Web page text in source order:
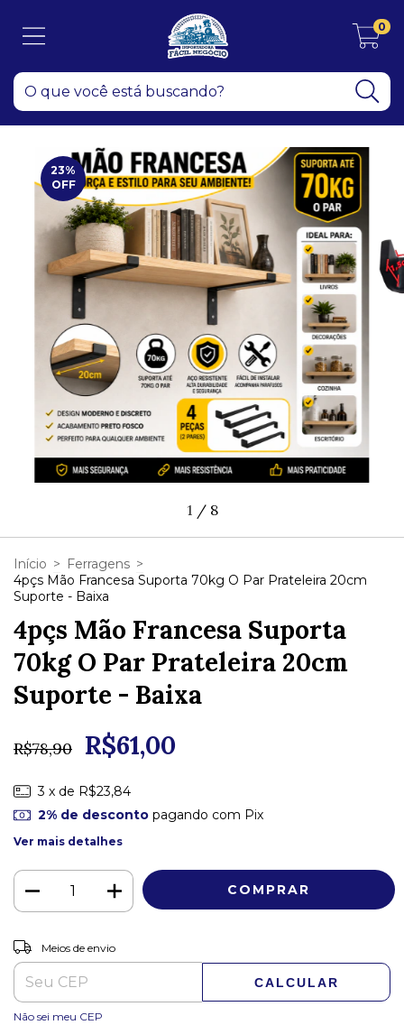
0
23%
OFF
1 / 8
Início > Ferragens >
4pçs Mão Francesa Suporta 70kg O Par Prateleira 20cm
Suporte - Baixa
4pçs Mão Francesa Suporta
70kg O Par Prateleira 20cm
Suporte - Baixa
R$78,90 R$61,00
3 x de R$23,84
2% de descontopagando com Pix
Ver mais detalhes
Entregas para o CEP:
Meios de envio
CALCULAR
Não sei meu CEP